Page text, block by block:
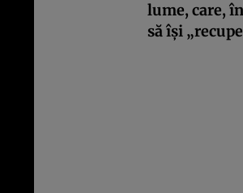
lume, care,
să își